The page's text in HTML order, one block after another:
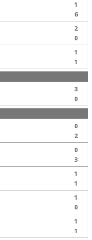
1
6
2
0
1
1
3
0
0
2
0
3
1
1
1
0
1
1